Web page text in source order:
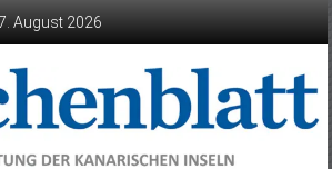
August 2026